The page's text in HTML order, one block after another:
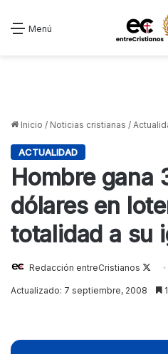
Menú
Inicio / Noticias cristianas /
ACTUALIDAD
Hombre gana
dólares en
totalidad a su
Redacción entreCristianos
on
Actualizado: 7 septiembre, 2008